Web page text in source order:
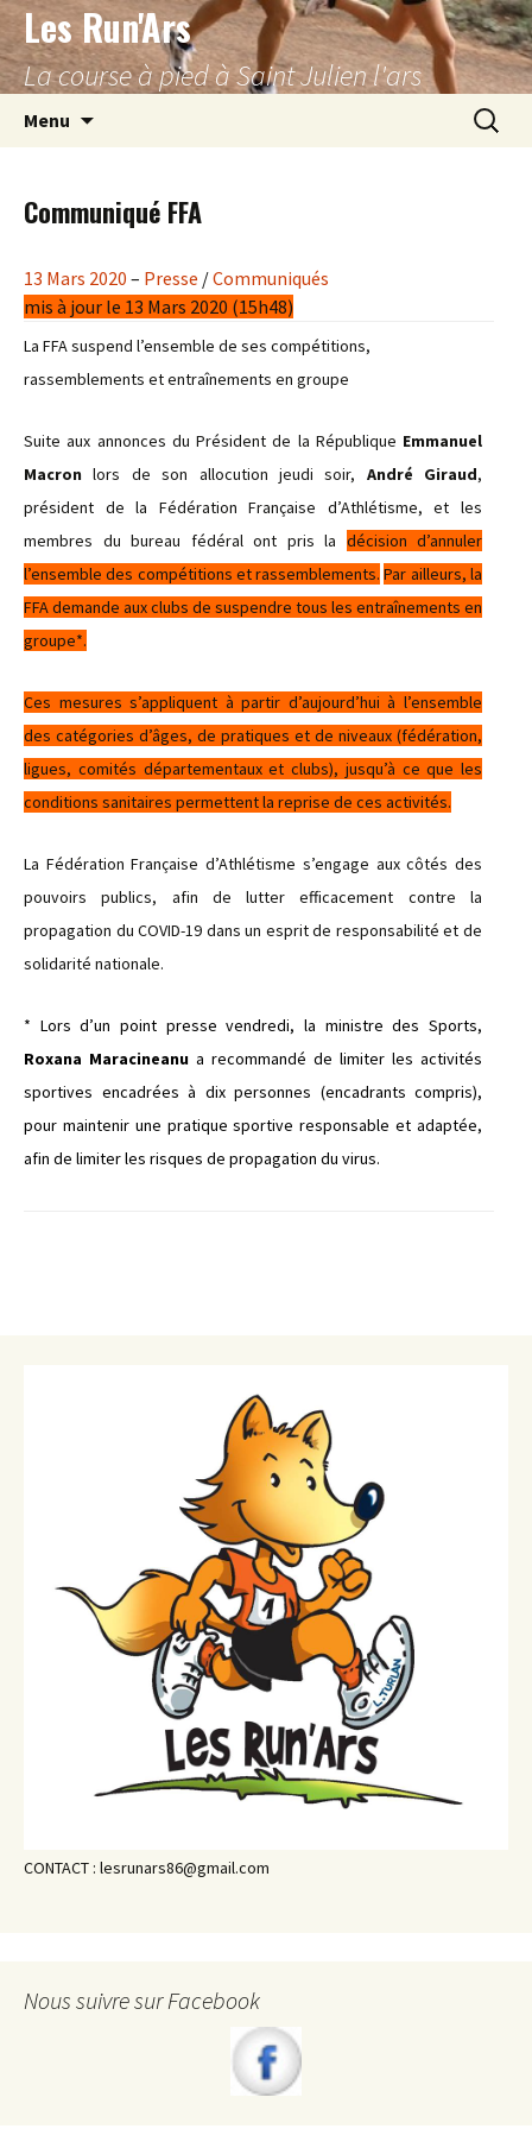
Aller
au
contenu
Les Run'Ars
La course à pied à Saint Julien l'ars
Menu
Communiqué FFA
13 Mars 2020 – Presse /Communiqués
mis à jour le 13 Mars 2020 (15h48)
La FFA suspend l’ensemble de ses compétitions,
rassemblements et entraînements en groupe
Suite aux annonces du Président de la République Emmanuel
Macron lors de son allocution jeudi soir, André Giraud,
président de la Fédération Française d’Athlétisme, et les
membres du bureau fédéral ont pris la décision d’annuler
l’ensemble des compétitions et rassemblements. Par ailleurs, la
FFA demande aux clubs de suspendre tous les entraînements en
groupe*.
Ces mesures s’appliquent à partir d’aujourd’hui à l’ensemble
des catégories d’âges, de pratiques et de niveaux (fédération,
ligues, comités départementaux et clubs), jusqu’à ce que les
conditions sanitaires permettent la reprise de ces activités.
La Fédération Française d’Athlétisme s’engage aux côtés des
pouvoirs publics, afin de lutter efficacement contre la
propagation du COVID-19 dans un esprit de responsabilité et de
solidarité nationale.
* Lors d’un point presse vendredi, la ministre des Sports,
Roxana Maracineanu a recommandé de limiter les activités
sportives encadrées à dix personnes (encadrants compris),
pour maintenir une pratique sportive responsable et adaptée,
afin de limiter les risques de propagation du virus.
CONTACT : lesrunars86@gmail.com
Nous suivre sur Facebook